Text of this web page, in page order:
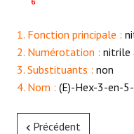
1. Fonction principale :
2. Numérotation : nitrile
3. Substituants : non
4. Nom : (E)-Hex-3-en-
Précédent